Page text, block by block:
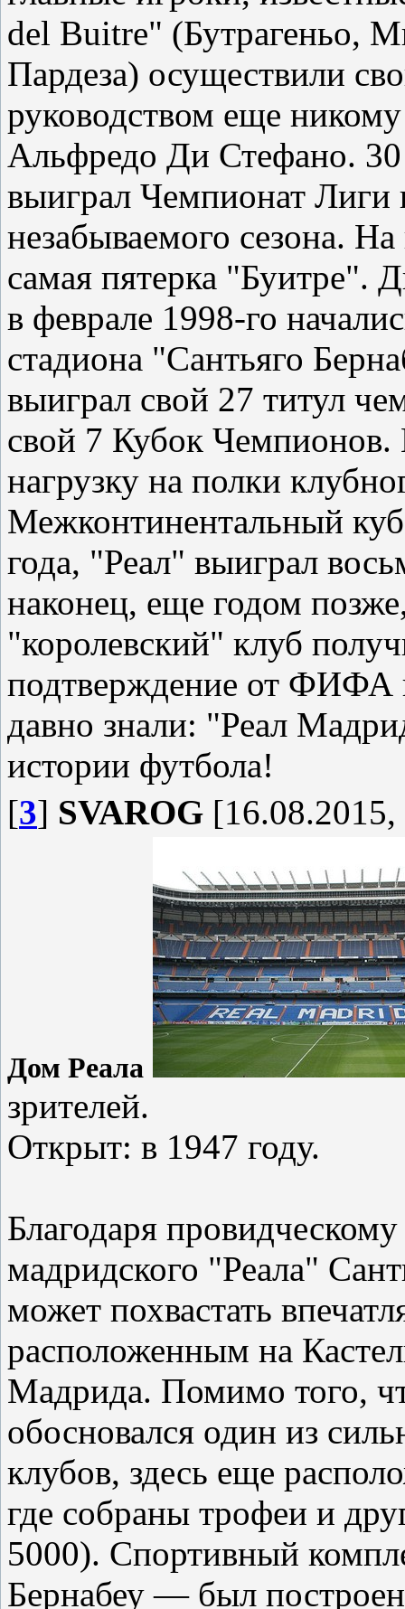
del Buitre" (Бутрагеньо,
Пардеза) осуществили
руководством еще никому
Альфредо Ди Стефано.
выиграл Чемпионат Лиги
незабываемого сезона. На
самая пятерка "Буитре".
в феврале 1998-го
стадиона "Сантьяго
выиграл свой 27 титул
свой 7 Кубок Чемпионов.
нагрузку на полки
Межконтинентальный
года, "Реал" выиграл
наконец, еще годом
"королевский" клуб
подтверждение от ФИФА
давно знали: "Реал
истории футбола!
[3] SVAROG
Дом Реала
зрителей.
Открыт: в 1947 году.
Благодаря
мадридского "Реала"
может похвастать
расположенным на
Мадрида. Помимо того,
обосновался один из
клубов, здесь еще
где собраны трофеи и
5000). Спортивный
Бернабеу — был